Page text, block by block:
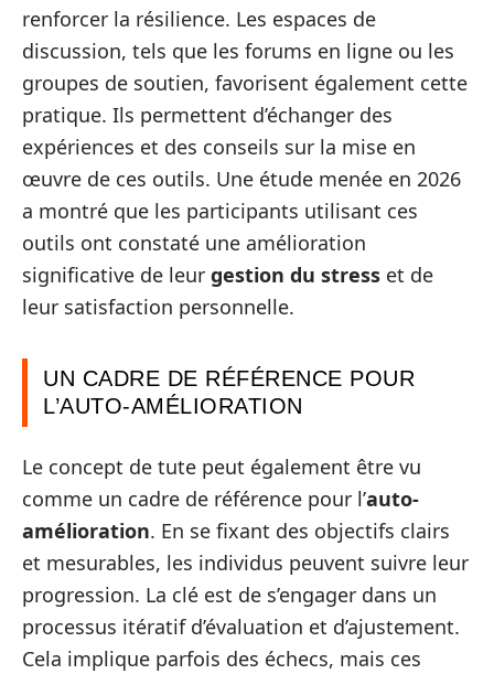
renforcer la résilience. Les espaces de
discussion, tels que les forums en ligne ou les
groupes de soutien, favorisent également cette
pratique. Ils permettent d’échanger des
expériences et des conseils sur la mise en
œuvre de ces outils. Une étude menée en 2026
a montré que les participants utilisant ces
outils ont constaté une amélioration
significative de leur gestion du stress et de
leur satisfaction personnelle.
UN CADRE DE RÉFÉRENCE POUR
L’AUTO-AMÉLIORATION
Le concept de tute peut également être vu
comme un cadre de référence pour l’auto-
amélioration. En se fixant des objectifs clairs
et mesurables, les individus peuvent suivre leur
progression. La clé est de s’engager dans un
processus itératif d’évaluation et d’ajustement.
Cela implique parfois des échecs, mais ces